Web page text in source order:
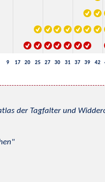
9 17 20 25 27 30 31 37 39 42
der Tagfalter und